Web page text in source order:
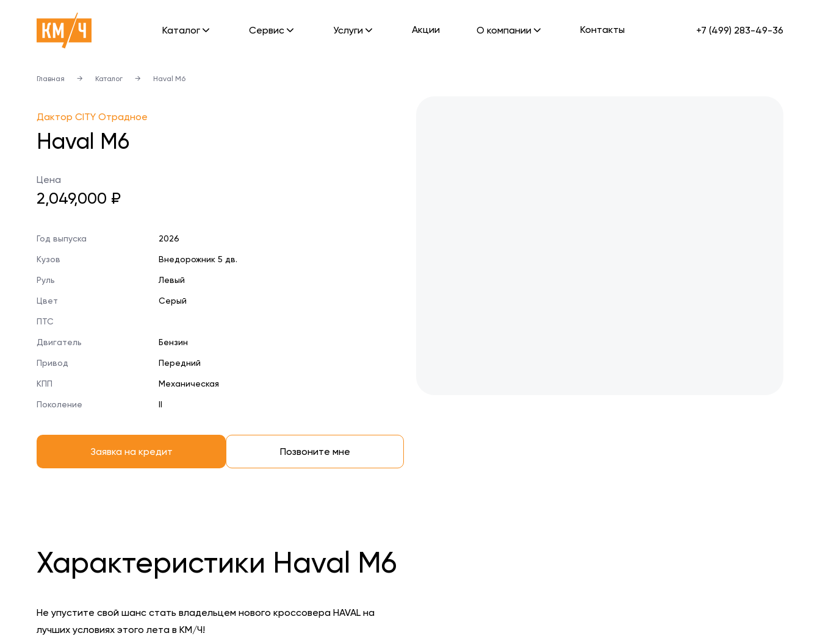
Каталог Cервис Услуги Акции О компании Контакты +7 (499) 283-49-36
Главная → Каталог → Haval M6
Дактор CITY Отрадное
Haval M6
Цена
2,049,000 ₽
Год выпуска 2026
Кузов Внедорожник 5 дв.
Руль Левый
Цвет Серый
ПТС
Двигатель Бензин
Привод Передний
КПП Механическая
Поколение II
Заявка на кредит Позвоните мне
Характеристики Haval M6
Не упустите свой шанс стать владельцем нового кроссовера HAVAL на
лучших условиях этого лета в КМ/Ч!